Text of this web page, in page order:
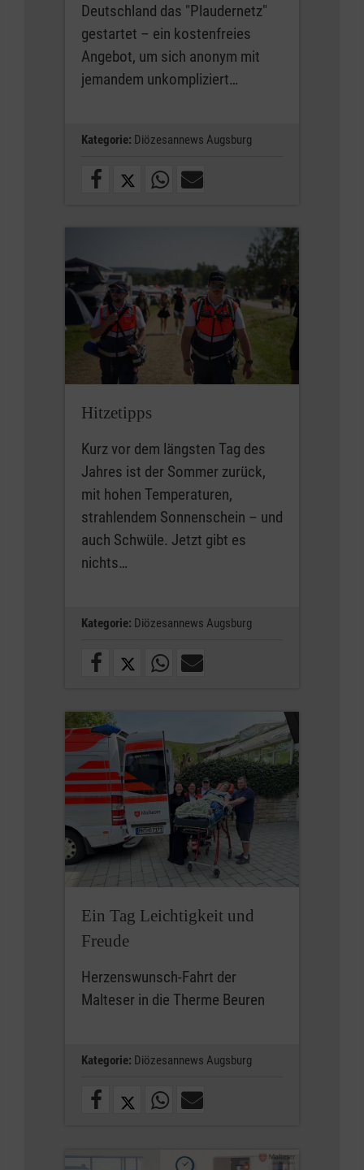
Deutschland das "Plaudernetz"
gestartet – ein kostenfreies
Angebot, um sich anonym mit
jemandem unkompliziert…
Kategorie: Diözesannews Augsburg
Hitzetipps
Kurz vor dem längsten Tag des
Jahres ist der Sommer zurück,
mit hohen Temperaturen,
strahlendem Sonnenschein – und
auch Schwüle. Jetzt gibt es
nichts…
Kategorie: Diözesannews Augsburg
Ein Tag Leichtigkeit und
Freude
Herzenswunsch-Fahrt der
Malteser in die Therme Beuren
Kategorie: Diözesannews Augsburg